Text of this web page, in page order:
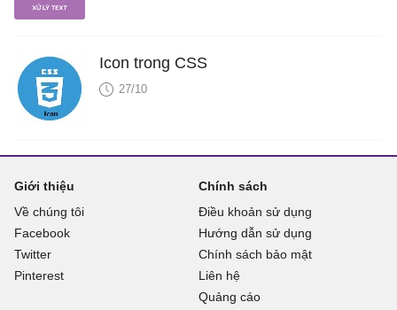
Icon trong CSS
27/10
Giới thiệu
Về chúng tôi
Facebook
Twitter
Pinterest
Chính sách
Điều khoản sử dụng
Hướng dẫn sử dụng
Chính sách bảo mật
Liên hệ
Quảng cáo